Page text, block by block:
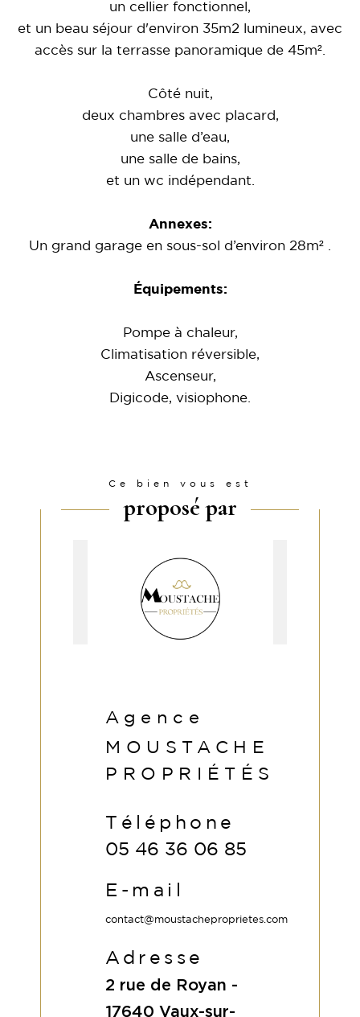
un cellier fonctionnel,
et un beau séjour d'environ 35m2 lumineux, avec
accès sur la terrasse panoramique de 45m².
Côté nuit,
deux chambresavec placard,
une salle d’eau,
une salle de bains,
et un wc indépendant.
Annexes:
Un grand garage en sous-sol d’environ 28m² .
Équipements:
Pompe à chaleur,
Climatisation réversible,
Ascenseur,
Digicode, visiophone.
Ce bien vous est
proposé par
Agence
MOUSTACHE
PROPRIÉTÉS
Téléphone
05 46 36 06 85
E-mail
contact@moustacheproprietes.com
Adresse
2 rue de Royan -
17640 Vaux-sur-